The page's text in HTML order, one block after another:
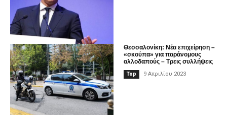
Θεσσαλονίκη: Νέα επιχείρηση –
«σκούπα» για παράνομους
αλλοδαπούς – Τρεις συλλήψεις
Top 9 Απριλίου 2023